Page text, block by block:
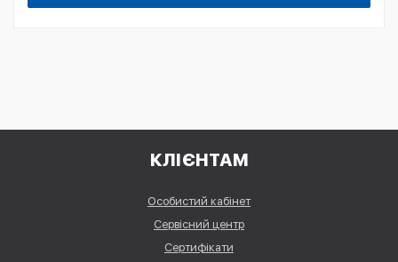
КЛІЄНТАМ
Особистий кабінет
Сервісний центр
Сертифікати